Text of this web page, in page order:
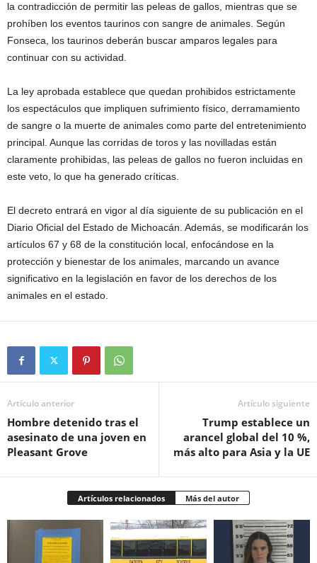
la contradicción de permitir las peleas de gallos, mientras que se
prohíben los eventos taurinos con sangre de animales. Según
Fonseca, los taurinos deberán buscar amparos legales para
continuar con su actividad.
La ley aprobada establece que quedan prohibidos estrictamente
los espectáculos que impliquen sufrimiento físico, derramamiento
de sangre o la muerte de animales como parte del entretenimiento
principal. Aunque las corridas de toros y las novilladas están
claramente prohibidas, las peleas de gallos no fueron incluidas en
este veto, lo que ha generado críticas.
El decreto entrará en vigor al día siguiente de su publicación en el
Diario Oficial del Estado de Michoacán. Además, se modificarán los
artículos 67 y 68 de la constitución local, enfocándose en la
protección y bienestar de los animales, marcando un avance
significativo en la legislación en favor de los derechos de los
animales en el estado.
Artículo anterior
Hombre detenido tras el
asesinato de una joven en
Pleasant Grove
Artículo siguiente
Trump establece un
arancel global del 10 %,
más alto para Asia y la UE
Artículos relacionados Más del autor